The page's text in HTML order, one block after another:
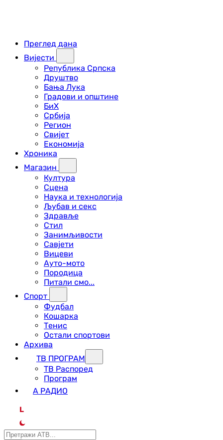
Преглед дана
Вијести
Република Српска
Друштво
Бања Лука
Градови и општине
БиХ
Србија
Регион
Свијет
Економија
Хроника
Магазин
Култура
Сцена
Наука и технологија
Љубав и секс
Здравље
Стил
Занимљивости
Савјети
Вицеви
Ауто-мото
Породица
Питали смо...
Спорт
Фудбал
Кошарка
Тенис
Остали спортови
Архива
ТВ ПРОГРАМ
ТВ Распоред
Програм
А РАДИО
L